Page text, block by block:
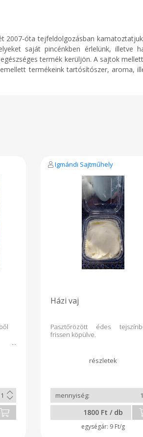
óta tejfeldolgozásban
saját pincénkben érlelünk, illetve
termék kerüljön. A sajtok
termékeink tartósítószer, aroma,
Igmándi Sajtműhely
Házi vaj
Pasztőrözött édes
frissen köpülve.
1800 Ft / db
9 Ft/g